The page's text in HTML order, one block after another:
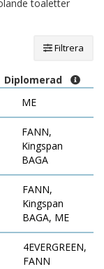
toaletter
Filtrera
Diplomerad
ME
FANN,
Kingspan
BAGA
FANN,
Kingspan
BAGA, ME
4EVERGREEN,
FANN